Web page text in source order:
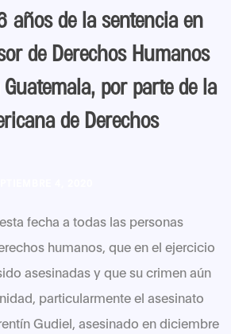
años de la sentencia en
de Derechos Humanos
por parte de la
de Derechos
fecha a todas las personas
humanos, que en el ejercicio
asesinadas y que su crimen aún
particularmente el asesinato
Gudiel, asesinado en diciembre